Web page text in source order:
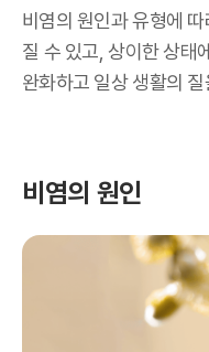
비염의 원인과 유형에
질 수 있고, 상이한 상태
완화하고 일상 생활의
비염의 원인